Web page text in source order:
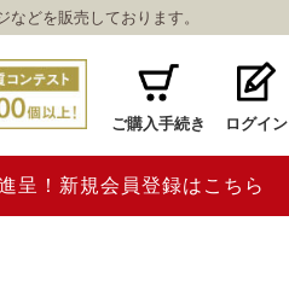
どを販売しております。
ご購入手続き ログイン
呈！新規会員登録はこちら